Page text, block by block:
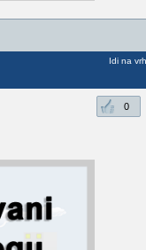
Idi na vrh
0